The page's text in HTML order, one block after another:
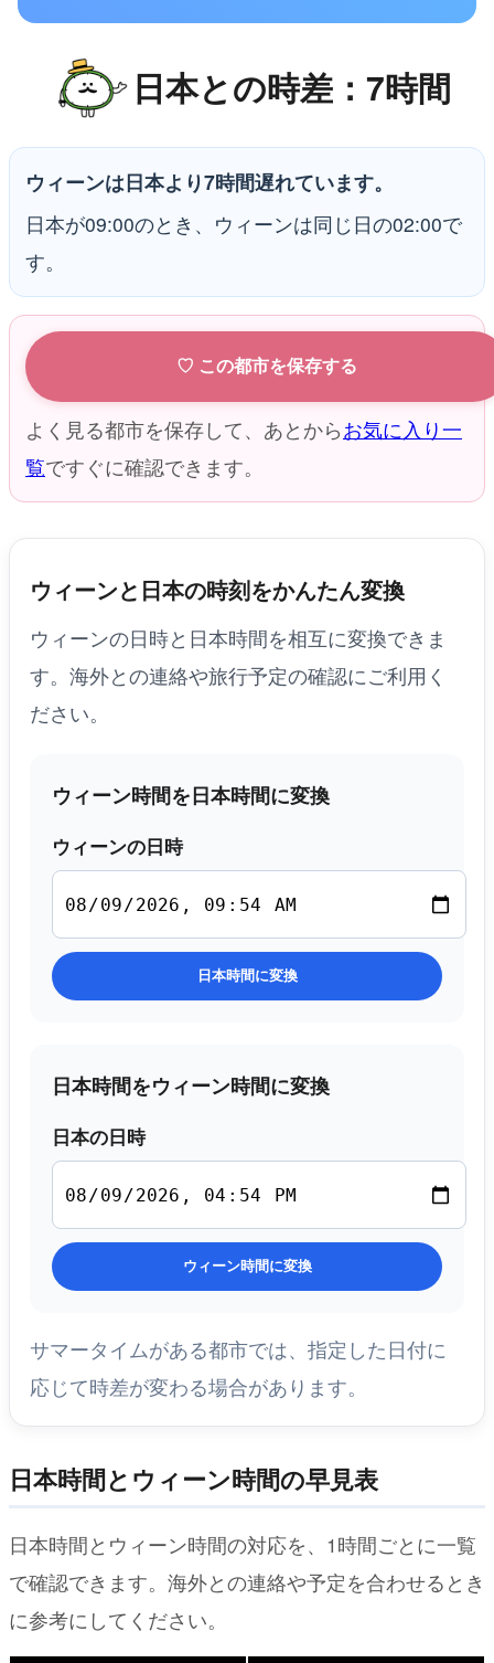
日本との時差：7時間
ウィーンは日本より7時間遅れています。
日本が09:00のとき、ウィーンは同じ日の02:00で
す。
♡ この都市を保存する
よく見る都市を保存して、あとからお気に入り一
覧ですぐに確認できます。
ウィーンと日本の時刻をかんたん変換
ウィーンの日時と日本時間を相互に変換できま
す。海外との連絡や旅行予定の確認にご利用く
ださい。
ウィーン時間を日本時間に変換
ウィーンの日時
日本時間に変換
日本時間をウィーン時間に変換
日本の日時
ウィーン時間に変換
サマータイムがある都市では、指定した日付に
応じて時差が変わる場合があります。
日本時間とウィーン時間の早見表
日本時間とウィーン時間の対応を、1時間ごとに一覧
で確認できます。海外との連絡や予定を合わせるとき
に参考にしてください。